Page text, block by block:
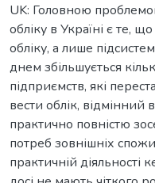
UK: Головною
обліку в Україні є те,
обліку, а лише
днем збільшується
підприємств, які
вести облік, відмінний
практично повністю
потреб зовнішніх
практичній діяльності